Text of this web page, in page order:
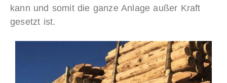
kann und somit die ganze Anlage außer Kraft
gesetzt ist.